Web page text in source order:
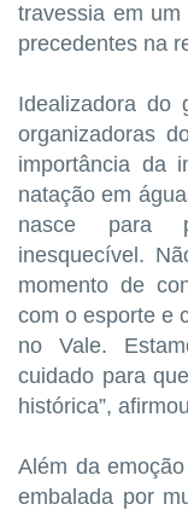
travessia em
precedentes na
Idealizadora do
organizadoras
importância da
natação em
nasce para
inesquecível.
momento de
com o esporte e
no Vale.
cuidado para
histórica”,
Além da
embalada por